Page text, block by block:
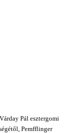
Pál esztergomi
Pemfflinger